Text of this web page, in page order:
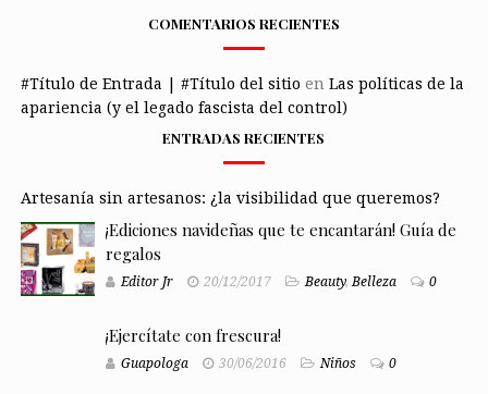
COMENTARIOS RECIENTES
#Título de Entrada | #Título del sitio en Las políticas de la
apariencia (y el legado fascista del control)
ENTRADAS RECIENTES
Artesanía sin artesanos: ¿la visibilidad que queremos?
¡Ediciones navideñas que te encantarán! Guía de
regalos
Editor Jr 20/12/2017 Beauty,Belleza 0
¡Ejercítate con frescura!
Guapologa 30/06/2016 Niños 0